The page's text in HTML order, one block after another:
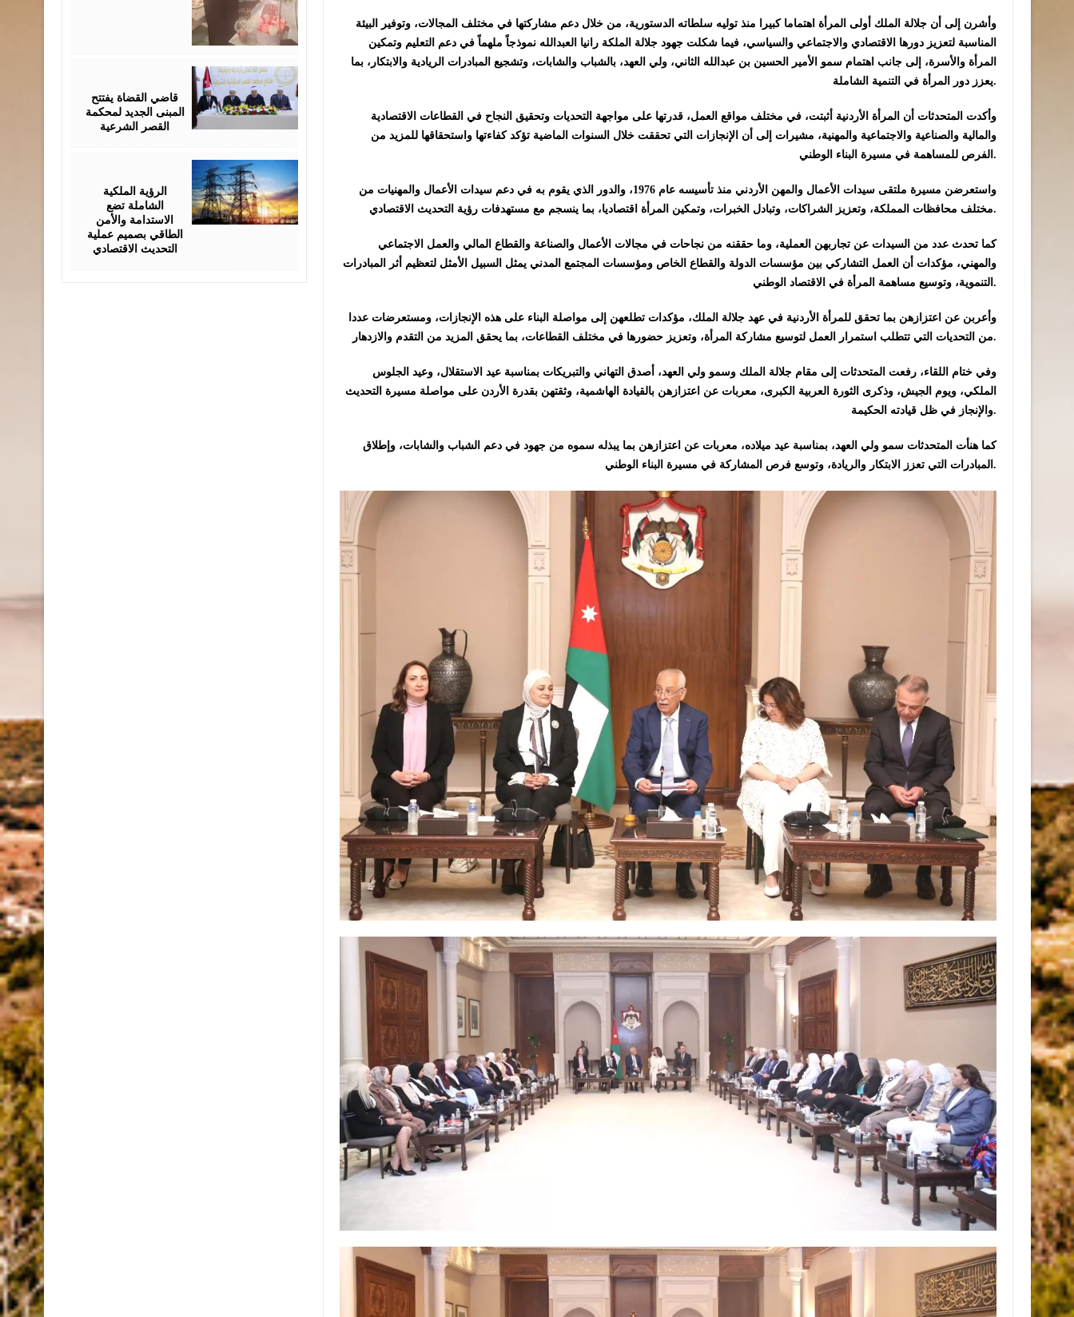
وأشرن إلى أن جلالة الملك أولى المرأة اهتماما كبيرا منذ توليه سلطاته الدستورية، من خلال دعم مشاركتها في مختلف المجالات، وتوفير البيئة
المناسبة لتعزيز دورها الاقتصادي والاجتماعي والسياسي، فيما شكلت جهود جلالة الملكة رانيا العبدالله نموذجاً ملهماً في دعم التعليم وتمكين
المرأة والأسرة، إلى جانب اهتمام سمو الأمير الحسين بن عبدالله الثاني، ولي العهد، بالشباب والشابات، وتشجيع المبادرات الريادية والابتكار، بما
يعزز دور المرأة في التنمية الشاملة.
وأكدت المتحدثات أن المرأة الأردنية أثبتت، في مختلف مواقع العمل، قدرتها على مواجهة التحديات وتحقيق النجاح في القطاعات الاقتصادية
والمالية والصناعية والاجتماعية والمهنية، مشيرات إلى أن الإنجازات التي تحققت خلال السنوات الماضية تؤكد كفاءتها واستحقاقها للمزيد من
الفرص للمساهمة في مسيرة البناء الوطني.
واستعرضن مسيرة ملتقى سيدات الأعمال والمهن الأردني منذ تأسيسه عام 1976، والدور الذي يقوم به في دعم سيدات الأعمال والمهنيات من
مختلف محافظات المملكة، وتعزيز الشراكات، وتبادل الخبرات، وتمكين المرأة اقتصاديا، بما ينسجم مع مستهدفات رؤية التحديث الاقتصادي.
كما تحدث عدد من السيدات عن تجاربهن العملية، وما حققنه من نجاحات في مجالات الأعمال والصناعة والقطاع المالي والعمل الاجتماعي
والمهني، مؤكدات أن العمل التشاركي بين مؤسسات الدولة والقطاع الخاص ومؤسسات المجتمع المدني يمثل السبيل الأمثل لتعظيم أثر المبادرات
التنموية، وتوسيع مساهمة المرأة في الاقتصاد الوطني.
وأعربن عن اعتزازهن بما تحقق للمرأة الأردنية في عهد جلالة الملك، مؤكدات تطلعهن إلى مواصلة البناء على هذه الإنجازات، ومستعرضات عددا
من التحديات التي تتطلب استمرار العمل لتوسيع مشاركة المرأة، وتعزيز حضورها في مختلف القطاعات، بما يحقق المزيد من التقدم والازدهار.
وفي ختام اللقاء، رفعت المتحدثات إلى مقام جلالة الملك وسمو ولي العهد، أصدق التهاني والتبريكات بمناسبة عيد الاستقلال، وعيد الجلوس
الملكي، ويوم الجيش، وذكرى الثورة العربية الكبرى، معربات عن اعتزازهن بالقيادة الهاشمية، وثقتهن بقدرة الأردن على مواصلة مسيرة التحديث
والإنجاز في ظل قيادته الحكيمة.
كما هنأت المتحدثات سمو ولي العهد، بمناسبة عيد ميلاده، معربات عن اعتزازهن بما يبذله سموه من جهود في دعم الشباب والشابات، وإطلاق
المبادرات التي تعزز الابتكار والريادة، وتوسع فرص المشاركة في مسيرة البناء الوطني.
قاضي القضاة يفتتح
المبنى الجديد لمحكمة
القصر الشرعية
الرؤية الملكية
الشاملة تضع
الاستدامة والأمن
الطاقي بصميم عملية
التحديث الاقتصادي